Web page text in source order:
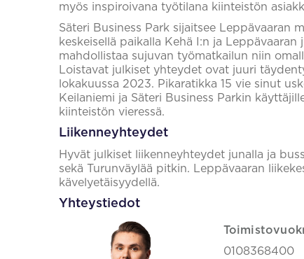
myös inspiroivana työtilana kiinteistön
Säteri Business Park sijaitsee Leppävaaran
keskeisellä paikalla Kehä I:n ja Leppävaaran
mahdollistaa sujuvan työmatkailun niin
Loistavat julkiset yhteydet ovat juuri
lokakuussa 2023. Pikaratikka 15 vie sinut
Keilaniemi ja Säteri Business Parkin
kiinteistön vieressä.
Liikenneyhteydet
Hyvät julkiset liikenneyhteydet junalla ja
sekä Turunväylää pitkin. Leppävaaran
kävelyetäisyydellä.
Yhteystiedot
0108368400